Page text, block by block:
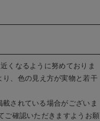
くなるように努めておりま
、色の見え方が実物と若干
されている場合がございま
ご確認いただきますようお願